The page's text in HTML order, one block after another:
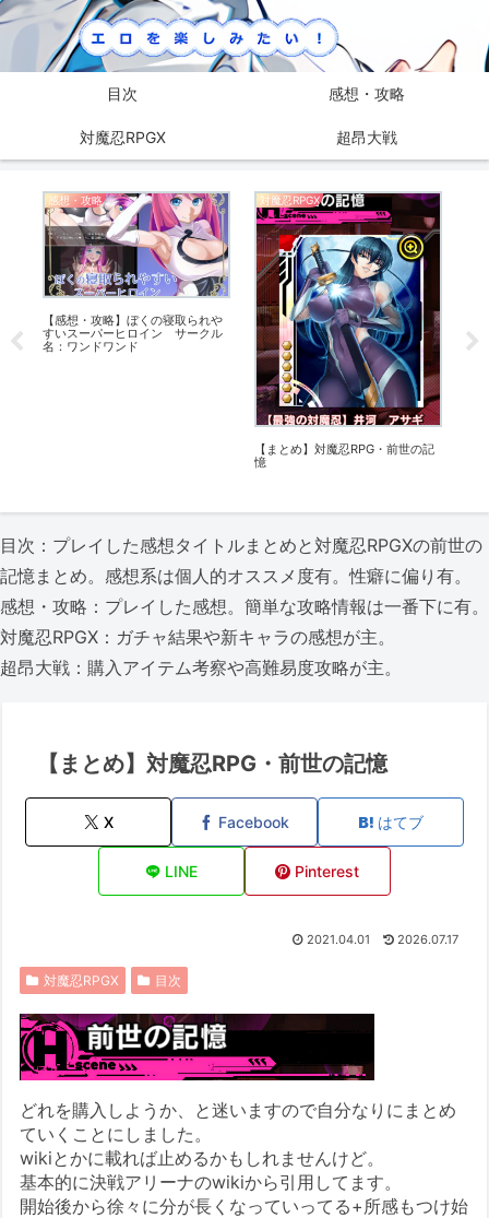
目次 感想・攻略
対魔忍RPGX 超昂大戦
感想・攻略
【感想・攻略】ぼくの寝取られや
すいスーパーヒロイン サークル
名：ワンドワンド
対魔忍RPGX
【まとめ】対魔忍RPG・前世の記
憶
険
目次：プレイした感想タイトルまとめと対魔忍RPGXの前世の
記憶まとめ。感想系は個人的オススメ度有。性癖に偏り有。
感想・攻略：プレイした感想。簡単な攻略情報は一番下に有。
対魔忍RPGX：ガチャ結果や新キャラの感想が主。
超昂大戦：購入アイテム考察や高難易度攻略が主。
【まとめ】対魔忍RPG・前世の記憶
X Facebook はてブ
LINE Pinterest
2021.04.01 2026.07.17
対魔忍RPGX 目次
どれを購入しようか、と迷いますので自分なりにまとめ
ていくことにしました。
wikiとかに載れば止めるかもしれませんけど。
基本的に決戦アリーナのwikiから引用してます。
開始後から徐々に分が長くなっていってる+所感もつけ始